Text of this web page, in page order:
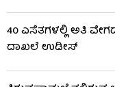
40 ಎಸೆತಗಳಲ್ಲಿ ಅತಿ
ದಾಖಲೆ ಉಡೀಸ್